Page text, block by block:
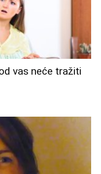
vas neće tražiti